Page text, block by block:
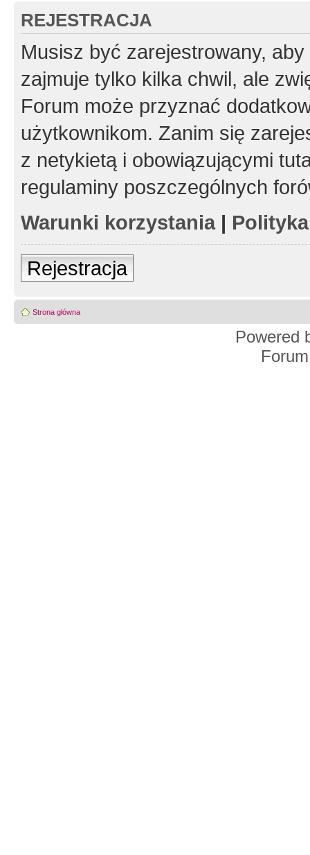
REJESTRACJA
Musisz być zarejestrowany,
zajmuje tylko kilka chwil, ale
Forum może przyznać
użytkownikom. Zanim się
z netykietą i obowiązującymi
regulaminy poszczególnych
Warunki korzystania|
Rejestracja
Strona główna
Powered